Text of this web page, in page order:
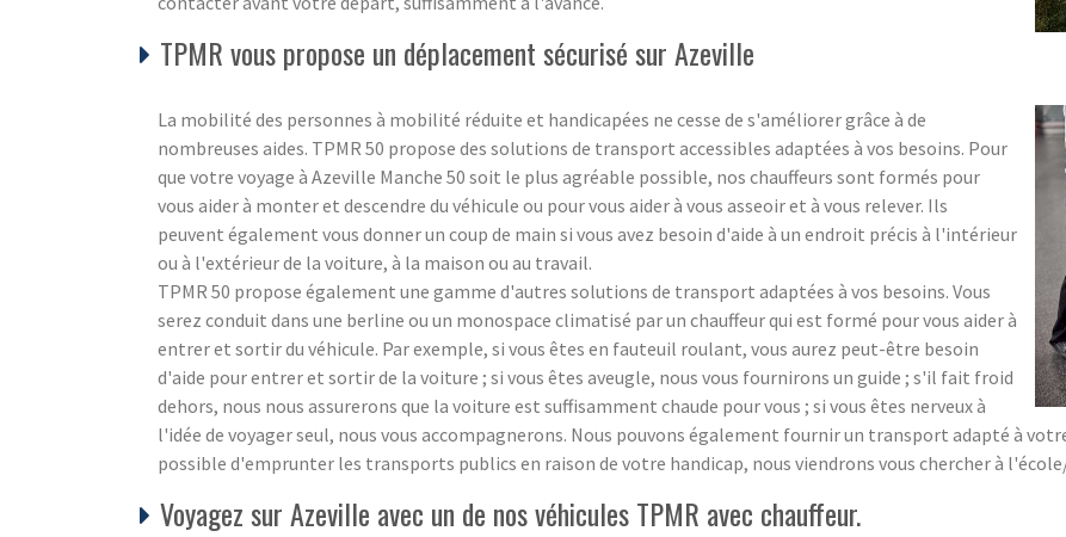
TPMR vous propose un déplacement sécurisé sur Azeville
La mobilité des personnes à mobilité réduite et handicapées ne cesse de s'améliorer grâce à de
nombreuses aides. TPMR 50 propose des solutions de transport accessibles adaptées à vos besoins. Pour
que votre voyage à Azeville Manche 50 soit le plus agréable possible, nos chauffeurs sont formés pour
vous aider à monter et descendre du véhicule ou pour vous aider à vous asseoir et à vous relever. Ils
peuvent également vous donner un coup de main si vous avez besoin d'aide à un endroit précis à l'intérieur
ou à l'extérieur de la voiture, à la maison ou au travail.
TPMR 50 propose également une gamme d'autres solutions de transport adaptées à vos besoins. Vous
serez conduit dans une berline ou un monospace climatisé par un chauffeur qui est formé pour vous aider à
entrer et sortir du véhicule. Par exemple, si vous êtes en fauteuil roulant, vous aurez peut-être besoin
d'aide pour entrer et sortir de la voiture ; si vous êtes aveugle, nous vous fournirons un guide ; s'il fait froid
dehors, nous nous assurerons que la voiture est suffisamment chaude pour vous ; si vous êtes nerveux à
l'idée de voyager seul, nous vous accompagnerons. Nous pouvons également fournir un transport adapté à
possible d'emprunter les transports publics en raison de votre handicap, nous viendrons vous chercher à
Voyagez sur Azeville avec un de nos véhicules TPMR avec chauffeur.